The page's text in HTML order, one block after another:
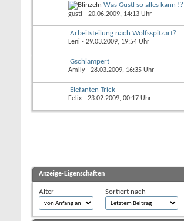
Was Gustl so alles kann !?
gustl - 20.06.2009, 14:13 Uhr
Arbeitsteilung nach Wolfsspitzart?
Leni - 29.03.2009, 19:54 Uhr
Gschlampert
Amily- 28.03.2009, 16:35 Uhr
Elefanten Trick
Felix - 23.02.2009, 00:17 Uhr
Anzeige-Eigenschaften
Alter Sortiert nach